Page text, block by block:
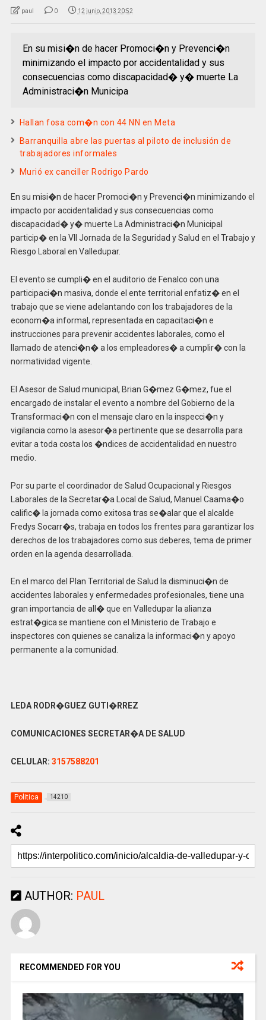
paul 0 12 junio, 2013 20:52
En su misi�n de hacer Promoci�n y Prevenci�n
minimizando el impacto por accidentalidad y sus
consecuencias como discapacidad� y� muerte La
Administraci�n Municipa
Hallan fosa com�n con 44 NN en Meta
Barranquilla abre las puertas al piloto de inclusión de
trabajadores informales
Murió ex canciller Rodrigo Pardo
En su misi�n de hacer Promoci�n y Prevenci�n minimizando el
impacto por accidentalidad y sus consecuencias como
discapacidad� y� muerte La Administraci�n Municipal
particip� en la VII Jornada de la Seguridad y Salud en el Trabajo y
Riesgo Laboral en Valledupar.
El evento se cumpli� en el auditorio de Fenalco con una
participaci�n masiva, donde el ente territorial enfatiz� en el
trabajo que se viene adelantando con los trabajadores de la
econom�a informal, representada en capacitaci�n e
instrucciones para prevenir accidentes laborales, como el
llamado de atenci�n� a los empleadores� a cumplir� con la
normatividad vigente.
El Asesor de Salud municipal, Brian G�mez G�mez, fue el
encargado de instalar el evento a nombre del Gobierno de la
Transformaci�n con el mensaje claro en la inspecci�n y
vigilancia como la asesor�a pertinente que se desarrolla para
evitar a toda costa los �ndices de accidentalidad en nuestro
medio.
Por su parte el coordinador de Salud Ocupacional y Riesgos
Laborales de la Secretar�a Local de Salud, Manuel Caama�o
calific� la jornada como exitosa tras se�alar que el alcalde
Fredys Socarr�s, trabaja en todos los frentes para garantizar los
derechos de los trabajadores como sus deberes, tema de primer
orden en la agenda desarrollada.
En el marco del Plan Territorial de Salud la disminuci�n de
accidentes laborales y enfermedades profesionales, tiene una
gran importancia de all� que en Valledupar la alianza
estrat�gica se mantiene con el Ministerio de Trabajo e
inspectores con quienes se canaliza la informaci�n y apoyo
permanente a la comunidad.
LEDA RODR�GUEZ GUTI�RREZ
COMUNICACIONES SECRETAR�A DE SALUD
CELULAR: 3157588201
Politica 14210
AUTHOR: PAUL
RECOMMENDED FOR YOU